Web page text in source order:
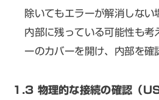
除いてもエラーが解消しない
内部に残っている可能性も考
ーのカバーを開け、内部を確
1.3 物理的な接続の確認（